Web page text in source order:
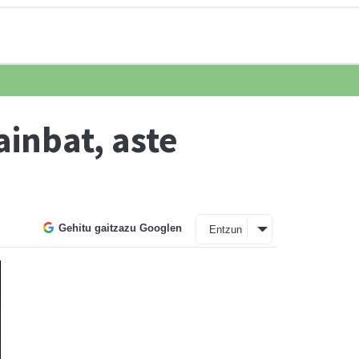
aste
Gehitu gaitzazu Googlen Entzun